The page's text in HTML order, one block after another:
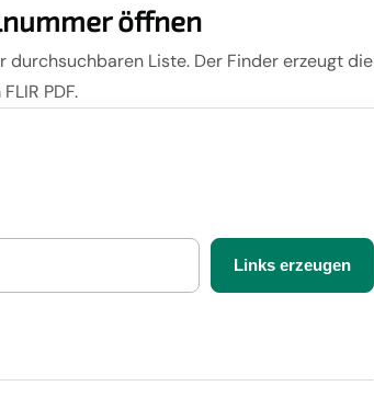
öffnen
durchsuchbaren Liste. Der Finder erzeugt die
PDF.
Links erzeugen